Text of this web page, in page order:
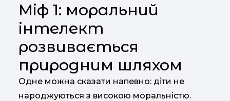
Міф 1: моральний
інтелект
розвивається
природним шляхом
Одне можна сказати напевно: діти не
народжуються з високою моральністю.